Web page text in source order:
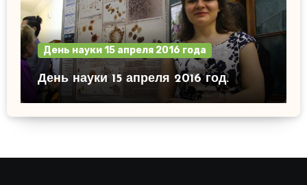
День науки 15 апреля 2016 года
День науки 15 апреля 2016 год.